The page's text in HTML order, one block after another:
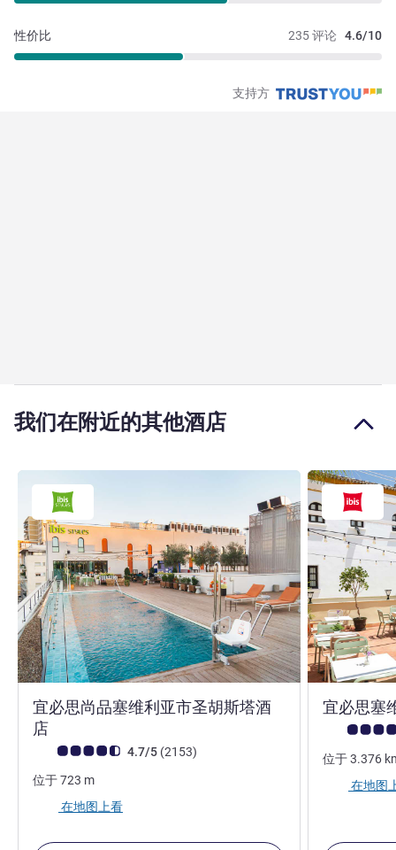
235 评论 4.6/10
性价比
支持方
我们在附近的其他酒店
宜必思尚品塞维利亚市圣胡斯塔酒
店
客户意见评级 (ALL 评级)
4.7/5 (2153评论
)
位于723 m
在地图上看
宜必思塞
客户意见评
位于3.376
在地图